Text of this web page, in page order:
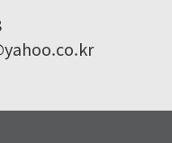
시합니다.
법률(이하 "정보
.
다. 다만, 회원에
지, 로그인시
대전화번호, 이